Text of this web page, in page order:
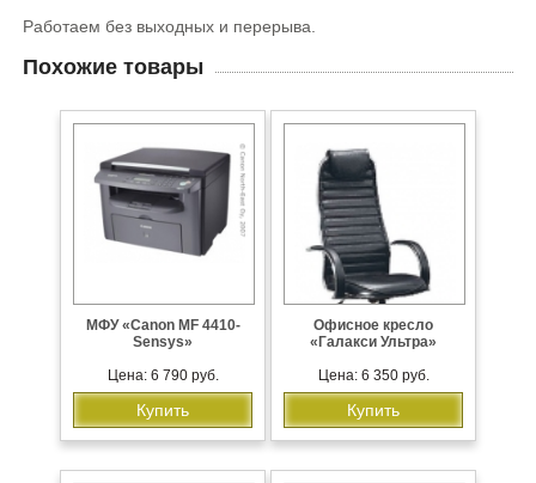
Работаем без выходных и перерыва.
Похожие товары
МФУ «Cаnon MF 4410-
Sensys»
Цена: 6 790 руб.
Купить
Офисное кресло
«Галакси Ультра»
Цена: 6 350 руб.
Купить